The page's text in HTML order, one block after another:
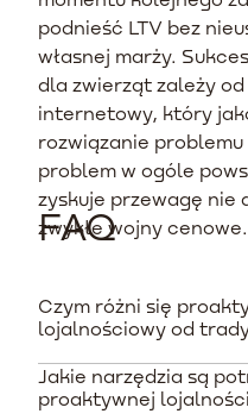
podnieść LTV bez
własnej marży.
dla zwierząt zależy
internetowy, który
rozwiązanie
problem w ogóle
zyskuje przewagę nie
zwykłe wojny cenowe.
FAQ
Czym różni się
lojalnościowy od
Tradycyjny program
Jakie narzędzia są
proaktywnej